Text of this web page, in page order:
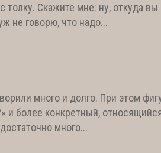
толку. Скажите мне: ну, откуда
не говорю, что надо...
много и долго. При этом
и более конкретный,
много...